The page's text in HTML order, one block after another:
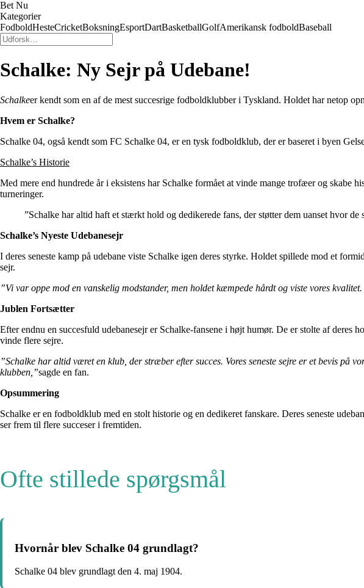
Bet Nu
Kategorier
FodboldHesteCricketBoksningEsportDartBasketballGolfAmerikansk fodboldBaseball
Schalke: Ny Sejr på Udebane!
Schalkeer kendt som en af de mest succesrige fodboldklubber i Tyskland. Holdet har netop
Hvem er Schalke?
Schalke 04, også kendt som FC Schalke 04, er en tysk fodboldklub, der er baseret i byen
Schalke’s Historie
Med mere end hundrede år i eksistens har Schalke formået at vinde mange trofæer og skabe
turneringer.
”Schalke har altid haft et stærkt hold og dedikerede fans, der støtter dem uanset hvor de
Schalke’s Nyeste Udebanesejr
I deres seneste kamp på udebane viste Schalke igen deres styrke. Holdet spillede mod et
sejr.
”Vi var oppe mod en vanskelig modstander, men holdet kæmpede hårdt og viste vores
Jublen Fortsætter
Efter endnu en succesfuld udebanesejr er Schalke-fansene i højt humør. De er stolte af
vinde flere sejre.
”Schalke har altid været en klub, der stræber efter succes. Vores seneste sejre er et bevis
klubben,”sagde en fan.
Opsummering
Schalke er en fodboldklub med en stolt historie og en dedikeret fanskare. Deres seneste
ser frem til flere succeser i fremtiden.
Ofte stillede spørgsmål
Hvornår blev Schalke 04 grundlagt?
Schalke 04 blev grundlagt den 4. maj 1904.